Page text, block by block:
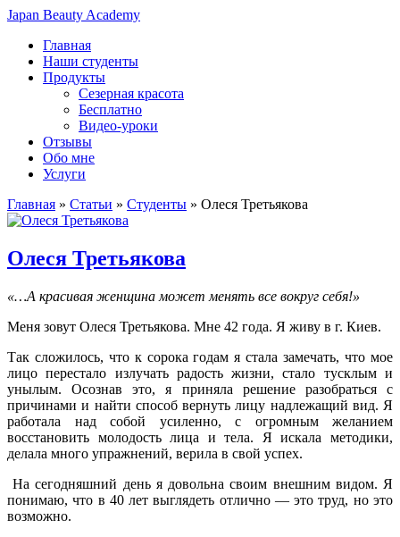
Japan Beauty Academy
Главная
Наши студенты
Продукты
Сезерная красота
Бесплатно
Видео-уроки
Отзывы
Обо мне
Услуги
Главная » Статьи » Студенты » Олеся Третьякова
Олеся Третьякова
«…А красивая женщина может менять все вокруг себя!»
Меня зовут Олеся Третьякова. Мне 42 года. Я живу в г. Киев.
Так сложилось, что к сорока годам я стала замечать, что мое
лицо перестало излучать радость жизни, стало тусклым и
унылым. Осознав это, я приняла решение разобраться с
причинами и найти способ вернуть лицу надлежащий вид. Я
работала над собой усиленно, с огромным желанием
восстановить молодость лица и тела. Я искала методики,
делала много упражнений, верила в свой успех.
На сегодняшний день я довольна своим внешним видом. Я
понимаю, что в 40 лет выглядеть отлично — это труд, но это
возможно.